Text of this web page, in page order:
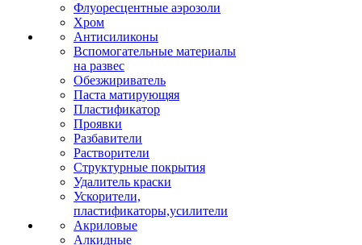
Флуоресцентные аэрозоли
Хром
Антисиликоны
Вспомогательные материалы
на развес
Обезжириватель
Паста матирующяя
Пластификатор
Проявки
Разбавители
Растворители
Структурные покрытия
Удалитель краски
Ускорители,
пластификаторы,усилители
Акриловые
Алкидные